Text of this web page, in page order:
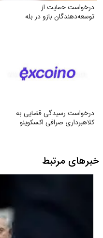
درخواست حمایت از
توسعه‌دهندگان بازو در بله
درخواست رسیدگی قضایی به
کلاهبرداری صرافی اکسکوینو
خبرهای مرتبط